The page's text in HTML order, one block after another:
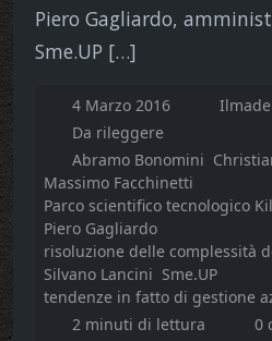
Piero Gagliardo,
Sme.UP […]
4 Marzo 2016
Da rileggere
Abramo Bonomini
Massimo Facchinetti
Parco scientifico tecnologico
Piero Gagliardo
risoluzione delle complessità
Silvano Lancini Sme.UP
tendenze in fatto di gestione
2 minuti di lettura
0